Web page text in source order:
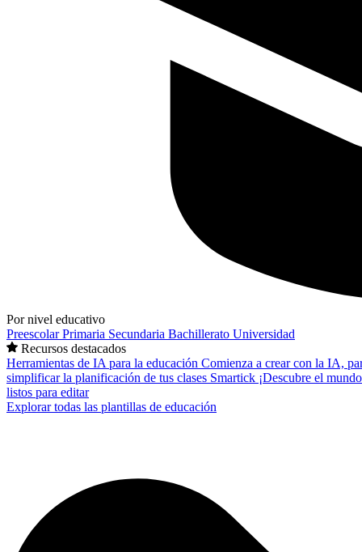
Por nivel educativo
PreescolarPrimaria Secundaria Bachillerato Universidad
Recursos destacados
Herramientas de IA para la educación Comienza a crear con la IA,
simplificar la planificación de tus clases Smartick ¡Descubre el
listos para editar
Explorar todas las plantillas de educación